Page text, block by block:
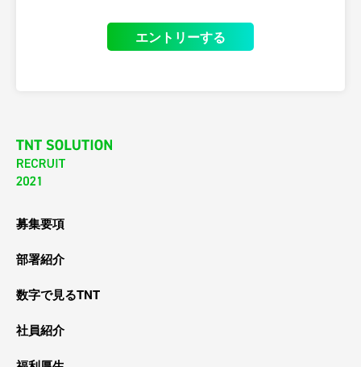
エントリーする
募集要項
部署紹介
数字で見るTNT
社員紹介